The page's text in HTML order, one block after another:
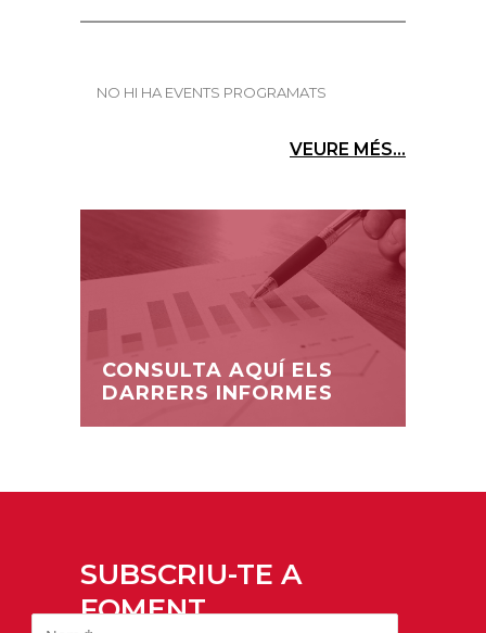
NO HI HA EVENTS PROGRAMATS
VEURE MÉS...
CONSULTA AQUÍ ELS
DARRERS INFORMES
SUBSCRIU-TE A
FOMENT